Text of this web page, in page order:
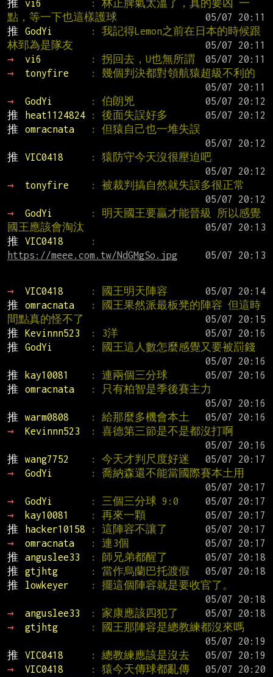
推 vi6
: 林正脾氣太溫了，真的要凶 一
點，等一下也這樣護球
推
GodYi
: 我記得Lemon之前在日本的時候跟
林郅為是隊友
→
vi6 : 拐回去，U也無所謂
→
tonyfire
: 幾個判決都對領航猿超級不利的
→
GodYi : 伯朗兇
推
heat1124824 : 後面失誤好多
推
omracnata
: 但猿自己也一堆失誤
推
VIC0418
: 猿防守今天沒很壓迫吧
→
tonyfire
: 被裁判搞自然就失誤多很正常
→
GodYi
: 明天國王要贏才能晉級 所以感覺
國王應該會淘汰
推
VIC0418
https://meee.com.tw/NdGMgSo.jpg
→ VIC0418 : 國王明天陣容
推
omracnata
: 國王果然派最板凳的陣容 但這時
間點真的怪不了
推
Kevinnn523 : 3洋
推
GodYi
: 國王這人數怎麼感覺又要被罰錢
推
kay10081 : 連兩個三分球
推
omracnata
: 只有柏智是季後賽主力
推
warm0808 : 給那麼多機會本土
→
Kevinnn523
: 喜德第三節是不是都沒打啊
推
wang7752 : 今天才判尺度好迷
→
GodYi
: 喬納森還不能當國際賽本土用
→
GodYi : 三個三分球 9:0
→
kay10081 : 再來一顆
推
hacker10158 : 這陣容不讓了
→
omracnata : 連3個
推
anguslee33 : 師兄弟都醒了
推
gtjhtg : 當作烏蘭巴托渡假
推
lowkeyer
: 擺這個陣容就是要收官了。
→
anguslee33 : 家康應該四犯了
→
gtjhtg
: 國王那陣容是總教練都沒來嗎
推
VIC0418 : 總教練應該是沒去
→
VIC0418 : 猿今天傳球都亂傳